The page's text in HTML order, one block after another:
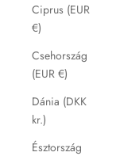
Ciprus (EUR
€)
Csehország
(EUR €)
Dánia (DKK
kr.)
Észtország